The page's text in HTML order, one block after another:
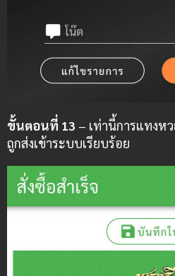
ขั้นตอนที่ 13 – เท่านี้การแทงห
ถูกส่งเข้าระบบเรียบร้อย